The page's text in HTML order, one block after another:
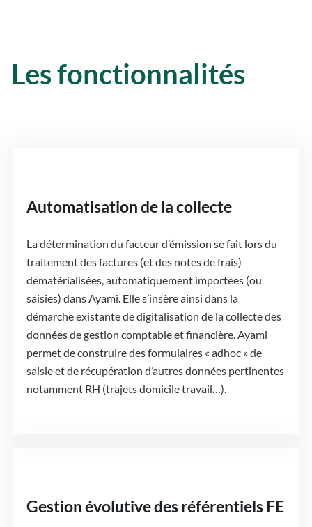
Les fonctionnalités
Automatisation de la collecte
La détermination du facteur d’émission se fait lors du
traitement des factures (et des notes de frais)
dématérialisées, automatiquement importées (ou
saisies) dans Ayami. Elle s’insère ainsi dans la
démarche existante de digitalisation de la collecte des
données de gestion comptable et financière. Ayami
permet de construire des formulaires « adhoc » de
saisie et de récupération d’autres données pertinentes
notamment RH (trajets domicile travail…).
Gestion évolutive des référentiels FE